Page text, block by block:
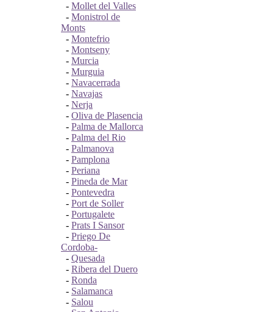
- Mollet del Valles
- Monistrol de
Monts
- Montefrio
- Montseny
- Murcia
- Murguia
- Navacerrada
- Navajas
- Nerja
- Oliva de Plasencia
- Palma de Mallorca
- Palma del Rio
- Palmanova
- Pamplona
- Periana
- Pineda de Mar
- Pontevedra
- Port de Soller
- Portugalete
- Prats I Sansor
- Priego De
Cordoba-
- Quesada
- Ribera del Duero
- Ronda
- Salamanca
- Salou